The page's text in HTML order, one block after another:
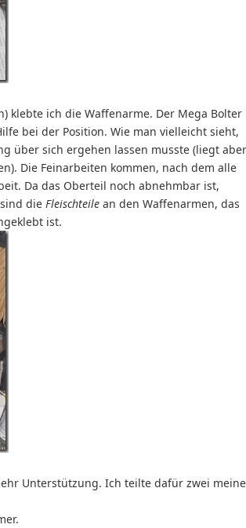
klebte ich die Waffenarme. Der Mega Bolter
bei der Position. Wie man vielleicht sieht,
über sich ergehen lassen musste (liegt aber
Die Feinarbeiten kommen, nach dem alle
Da das Oberteil noch abnehmbar ist,
die Fleischteile an den Waffenarmen, das
ist.
Unterstützung. Ich teilte dafür zwei